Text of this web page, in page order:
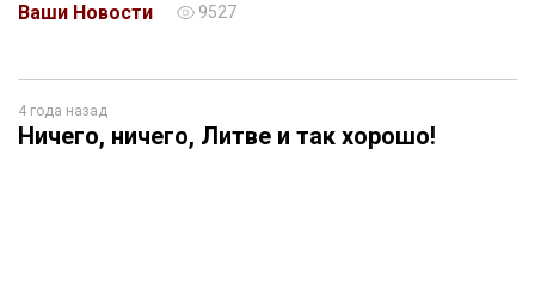
Ваши Новости 9527
4 года назад
Ничего, ничего, Литве и так хорошо!